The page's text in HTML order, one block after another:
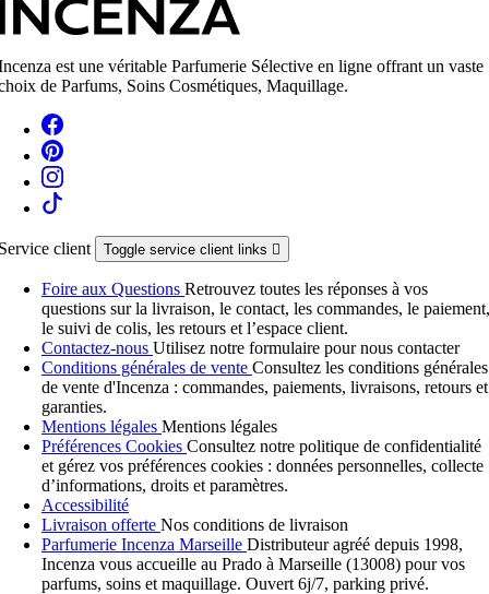
est une véritable Parfumerie Sélective en ligne offrant un vaste
de Parfums, Soins Cosmétiques, Maquillage.
client Toggle service client links 
Foire aux Questions Retrouvez toutes les réponses à vos
questions sur la livraison, le contact, les commandes, le paiement,
le suivi de colis, les retours et l’espace client.
Contactez-nous Utilisez notre formulaire pour nous contacter
Conditions générales de vente Consultez les conditions générales
de vente d'Incenza : commandes, paiements, livraisons, retours et
garanties.
Mentions légales Mentions légales
Préférences Cookies Consultez notre politique de confidentialité
et gérez vos préférences cookies : données personnelles, collecte
d’informations, droits et paramètres.
Accessibilité
Livraison offerte Nos conditions de livraison
Parfumerie Incenza Marseille Distributeur agréé depuis 1998,
Incenza vous accueille au Prado à Marseille (13008) pour vos
parfums, soins et maquillage. Ouvert 6j/7, parking privé.